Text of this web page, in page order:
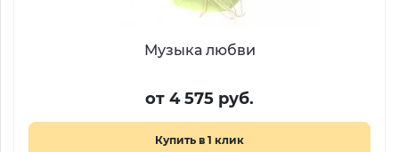
Музыка любви
от 4 575 руб.
Купить в 1 клик